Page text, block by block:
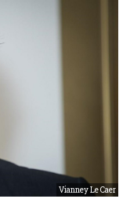
Vianney Le Caer